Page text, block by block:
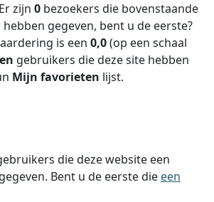
zijn 0 bezoekers die bovenstaande
gegeven, bent u de eerste?
is een 0,0(op een schaal
gebruikers die deze site hebben
Mijn favorieten lijst.
die deze website een
Bent u de eerste die een